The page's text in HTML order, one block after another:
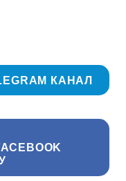
КАНАЛ